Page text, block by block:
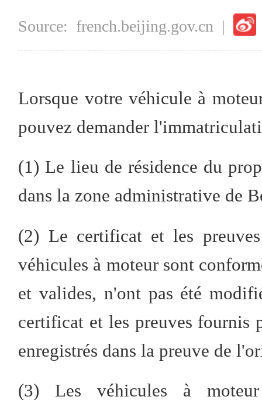
Source: french.beijing.gov.cn |
Lorsque votre véhicule à
pouvez demander
(1) Le lieu de résidence du
dans la zone administrative de
(2) Le certificat et les
véhicules à moteur sont
et valides, n'ont pas été
certificat et les preuves fournis
enregistrés dans la preuve de
(3) Les véhicules à